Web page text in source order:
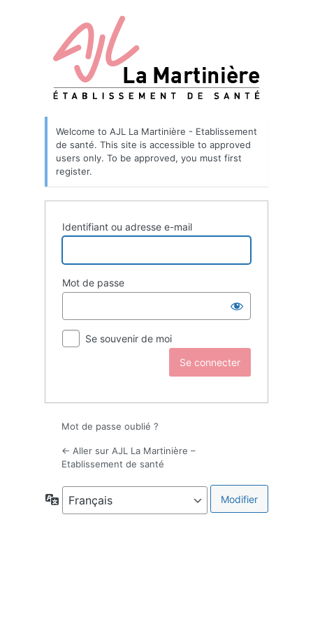
Welcome to AJL La Martinière - Etablissement
de santé. This site is accessible to approved
users only. To be approved, you must first
register.
Identifiant ou adresse e-mail
Mot de passe
Se souvenir de moi
Mot de passe oublié ?
← Aller sur AJL La Martinière –
Etablissement de santé
Langue